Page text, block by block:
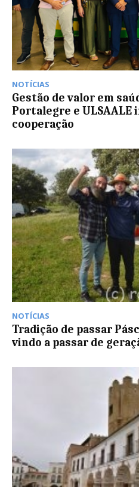
NOTÍCIAS
Gestão de valor em
Portalegre e ULSAALE
cooperação
NOTÍCIAS
Tradição de passar
vindo a passar de